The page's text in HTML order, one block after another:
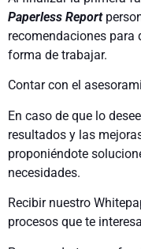
Paperless Report
recomendaciones para
forma de trabajar.
Contar con el
En caso de que lo
resultados y las
proponiéndote
necesidades.
Recibir nuestro
procesos que te